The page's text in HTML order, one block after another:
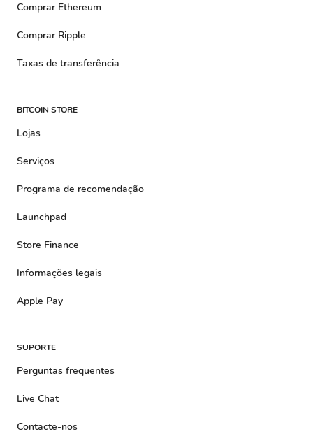
Comprar Ethereum
Comprar Ripple
Taxas de transferência
BITCOIN STORE
Lojas
Serviços
Programa de recomendação
Launchpad
Store Finance
Informações legais
Apple Pay
SUPORTE
Perguntas frequentes
Live Chat
Contacte-nos